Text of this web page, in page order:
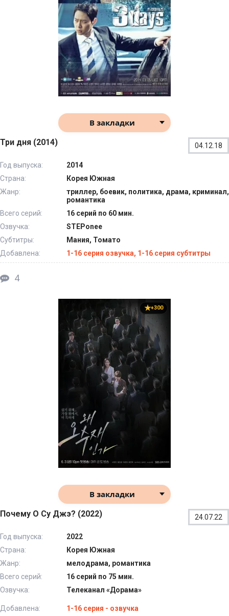
В закладки
Три дня (2014) 04.12.18
Год выпуска:
2014
Страна:
Корея Южная
Жанр:
триллер, боевик, политика, драма, криминал,
романтика
Всего серий:
16 серий по 60 мин.
Озвучка:
STEPonee
Субтитры:
Мания, Томато
Добавлена:
1-16 серия озвучка, 1-16 серия субтитры
4
+300
В закладки
Почему О Су Джэ? (2022) 24.07.22
Год выпуска:
2022
Страна:
Корея Южная
Жанр:
мелодрама, романтика
Всего серий:
16 серий по 75 мин.
Озвучка:
Телеканал «Дорама»
Добавлена: 1-16 серия - озвучка